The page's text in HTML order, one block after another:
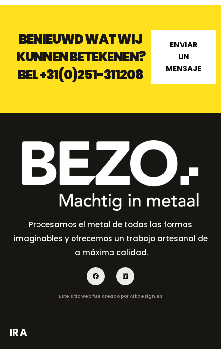
BENIEUWD WAT WIJ
KUNNEN BETEKENEN?
BEL+31(0)251-311208
ENVIAR
UN
MENSAJE
Procesamos el metal de todas las formas
imaginables y ofrecemos un trabajo artesanal de
la máxima calidad.
Este sitio web fue creado porArkdesign.es
IR A